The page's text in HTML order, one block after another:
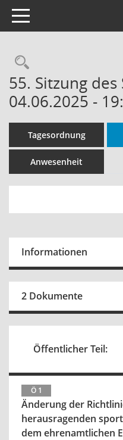
Toggle navigation
55. Sitzung
04.06.2025 -
Tagesordnung
Anwesenheit
Informationen
2 Dokumente
Öffentlicher Teil:
Ö 1
Änderung der
herausragenden
dem ehrenamtlichen